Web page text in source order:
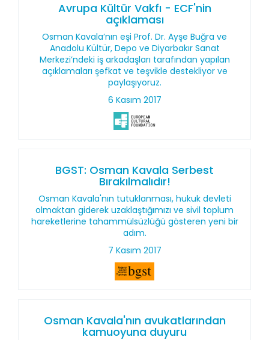
Avrupa Kültür Vakfı - ECF'nin
açıklaması
Osman Kavala’nın eşi Prof. Dr. Ayşe Buğra ve
Anadolu Kültür, Depo ve Diyarbakır Sanat
Merkezi’ndeki iş arkadaşları tarafından yapılan
açıklamaları şefkat ve teşvikle destekliyor ve
paylaşıyoruz.
6 Kasım 2017
BGST: Osman Kavala Serbest
Bırakılmalıdır!
Osman Kavala'nın tutuklanması, hukuk devleti
olmaktan giderek uzaklaştığımızı ve sivil toplum
hareketlerine tahammülsüzlüğü gösteren yeni bir
adım.
7 Kasım 2017
Osman Kavala'nın avukatlarından
kamuoyuna duyuru